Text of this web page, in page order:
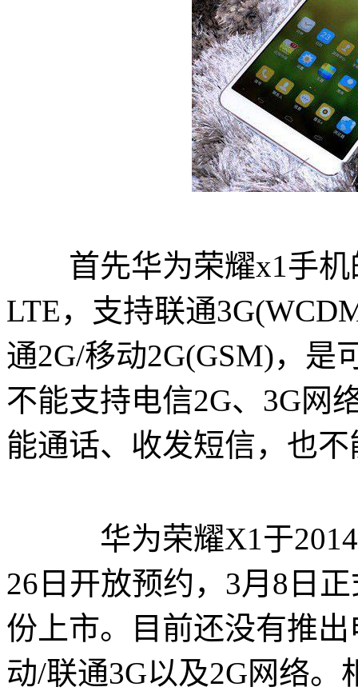
首先华为荣耀x1手机
LTE，支持联通
通2G/移动2G(GSM)，是
不能支持电信2G、3G网
能通话、收发短信，也不
华为荣耀X1于2014
26日开放预约，3月8日
份上市。目前还没有推
动/联通3G以及2G网络